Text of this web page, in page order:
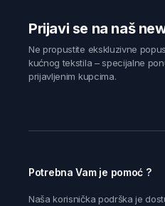
Prijavi se na naš
Ne propustite ekskluzivne
kućnog tekstila – specijalne
prijavljenim kupcima.
Potrebna Vam je pomoć ?
Naša korisnička podrška je